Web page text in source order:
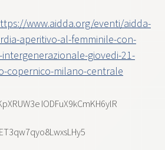
www.aidda.org/eventi/aidda-
aperitivo-al-femminile-con-
giovedi-21-
copernico-milano-centrale